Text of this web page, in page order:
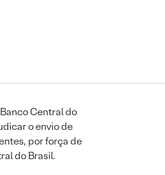
Central do
o envio de
por força de
do Brasil.